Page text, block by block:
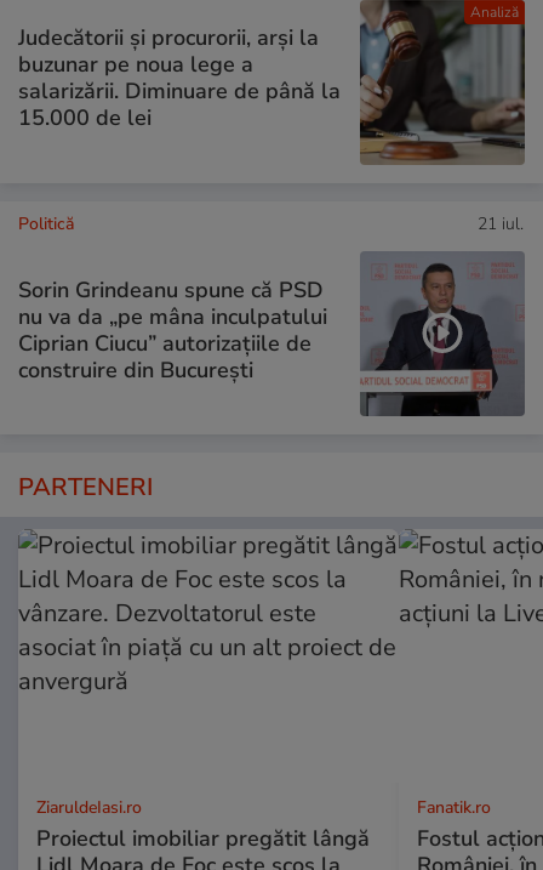
Analiză
Judecătorii și procurorii, arși la
buzunar pe noua lege a
salarizării. Diminuare de până la
15.000 de lei
Politică 21 iul.
Sorin Grindeanu spune că PSD
nu va da „pe mâna inculpatului
Ciprian Ciucu” autorizațiile de
construire din București
PARTENERI
ZiaruldeIasi.ro
Proiectul imobiliar pregătit lângă
Fanatik.ro
Fostul